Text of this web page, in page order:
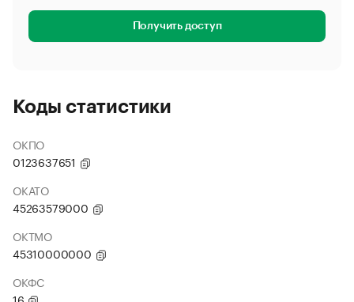
Получить доступ
Коды статистики
ОКПО
0123637651
ОКАТО
45263579000
ОКТМО
45310000000
ОКФС